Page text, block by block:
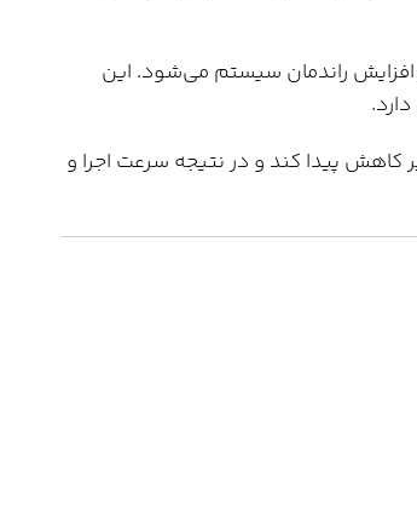
راندمان سیستم می‌شود. این
کاهش پیدا کند و در نتیجه سرعت اجرا و